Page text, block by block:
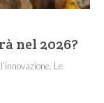
nel 2026?
Le